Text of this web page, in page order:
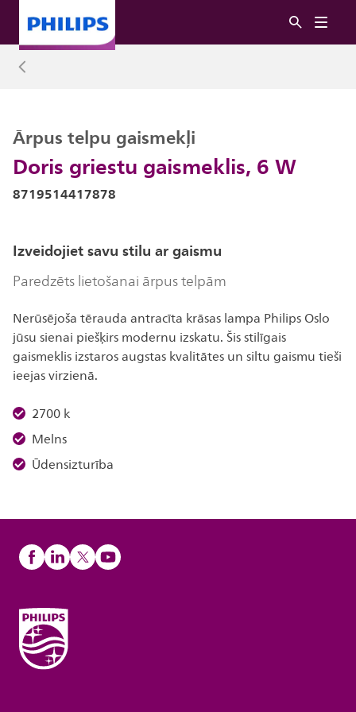
Doris griestu gaismeklis, 6 W
Ārpus telpu gaismekļi
8719514417878
Izveidojiet savu stilu ar gaismu
Paredzēts lietošanai ārpus telpām
Nerūsējoša tērauda antracīta krāsas lampa Philips Oslo
jūsu sienai piešķirs modernu izskatu. Šis stilīgais
gaismeklis izstaros augstas kvalitātes un siltu gaismu tieši
ieejas virzienā.
2700 k
Melns
Ūdensizturība